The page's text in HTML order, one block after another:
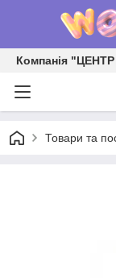
Компанія
Товари та